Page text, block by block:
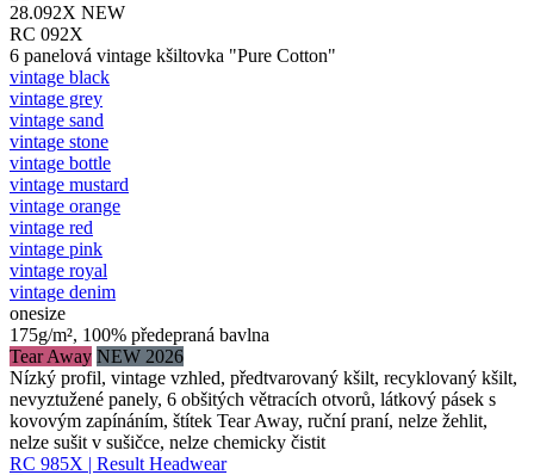
28.092X NEW
RC 092X
6 panelová vintage kšiltovka "Pure Cotton"
vintage black
vintage grey
vintage sand
vintage stone
vintage bottle
vintage mustard
vintage orange
vintage red
vintage pink
vintage royal
vintage denim
onesize
175g/m², 100% předepraná bavlna
Tear Away NEW 2026
Nízký profil, vintage vzhled, předtvarovaný kšilt, recyklovaný kšilt,
nevyztužené panely, 6 obšitých větracích otvorů, látkový pásek s
kovovým zapínáním, štítek Tear Away, ruční praní, nelze žehlit,
nelze sušit v sušičce, nelze chemicky čistit
RC 985X | Result Headwear